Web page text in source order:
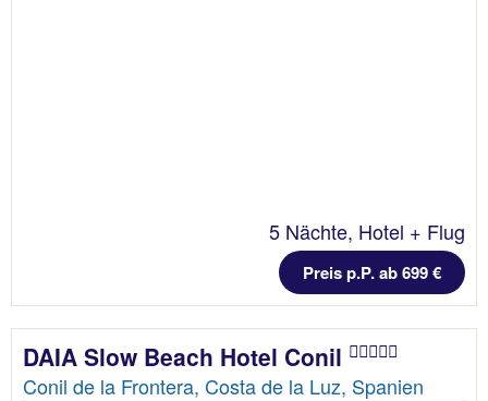
5 Nächte, Hotel + Flug
Preis p.P. ab 699 €
DAIA Slow Beach Hotel Conil
Conil de la Frontera, Costa de la Luz, Spanien